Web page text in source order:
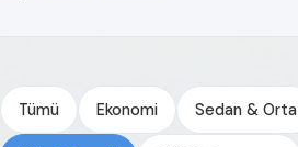
Tümü Ekonomi Sedan & Orta